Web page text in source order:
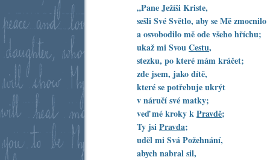
„Pane Ježíši Kriste,
sešli Své Světlo, aby se Mě zmocnilo
a osvobodilo mě ode všeho hříchu;
ukaž mi SvouCestu,
stezku, po které mám kráčet;
zde jsem, jako dítě,
které se potřebuje ukrýt
v náručí své matky;
veď mé kroky kPravdě;
Ty jsiPravda;
uděl mi Svá Požehnání,
abych nabral sil,